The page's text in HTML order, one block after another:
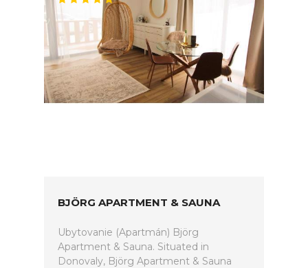
BJÖRG APARTMENT & SAUNA
Ubytovanie (Apartmán) Björg
Apartment & Sauna. Situated in
Donovaly, Björg Apartment & Sauna